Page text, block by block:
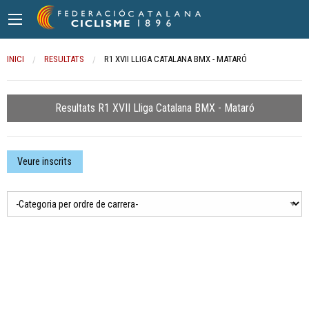
INICI RESULTATS CURRENT:
R1 XVII LLIGA CATALANA BMX - MATARÓ
Resultats R1 XVII Lliga Catalana BMX - Mataró
Veure inscrits